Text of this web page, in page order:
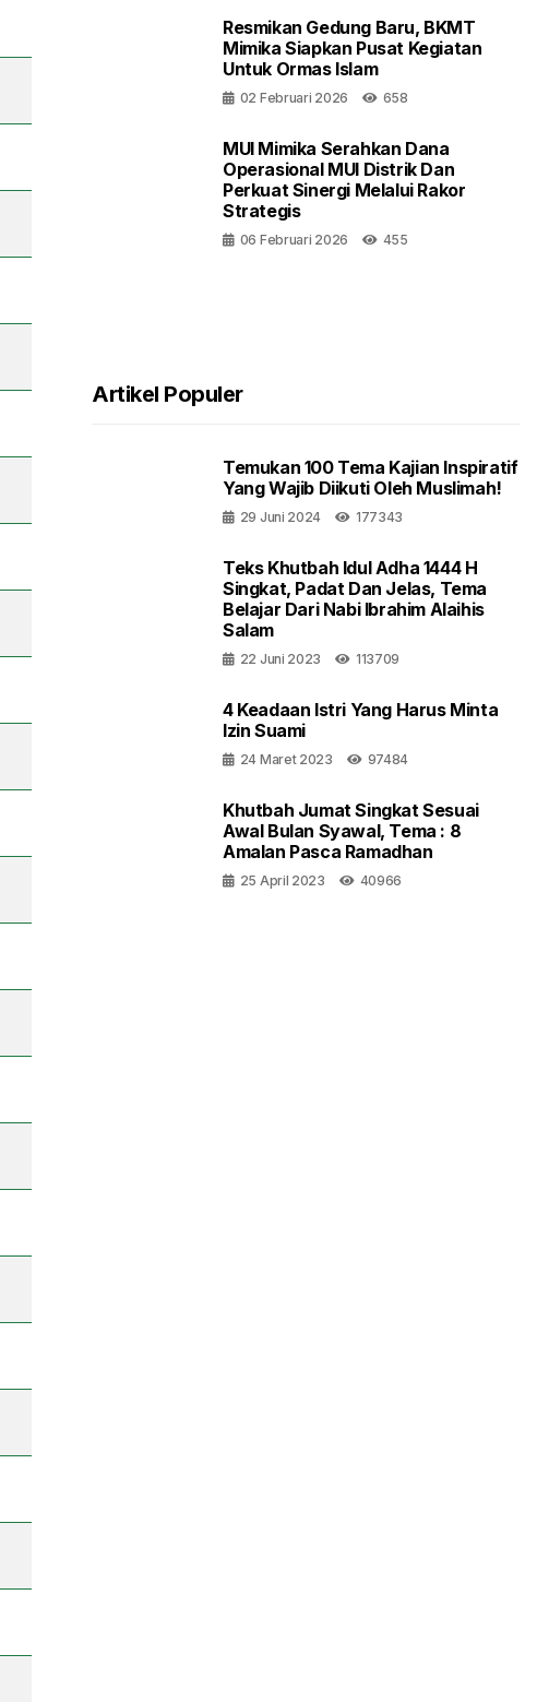
Resmikan Gedung Baru, BKMT
Mimika Siapkan Pusat Kegiatan
Untuk Ormas Islam
02 Februari 2026 658
MUI Mimika Serahkan Dana
Operasional MUI Distrik Dan
Perkuat Sinergi Melalui Rakor
Strategis
06 Februari 2026 455
Artikel Populer
Temukan 100 Tema Kajian Inspiratif
Yang Wajib Diikuti Oleh Muslimah!
29 Juni 2024 177343
Teks Khutbah Idul Adha 1444 H
Singkat, Padat Dan Jelas, Tema
Belajar Dari Nabi Ibrahim Alaihis
Salam
22 Juni 2023 113709
4 Keadaan Istri Yang Harus Minta
Izin Suami
24 Maret 2023 97484
Khutbah Jumat Singkat Sesuai
Awal Bulan Syawal, Tema : 8
Amalan Pasca Ramadhan
25 April 2023 40966